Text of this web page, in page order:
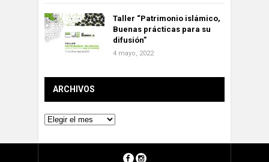
Taller “Patrimonio islámico,
Buenas prácticas para su
difusión”
4 mayo, 2022
ARCHIVOS
Archivos